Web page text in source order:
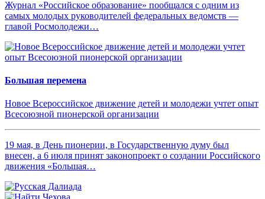
Журнал «Российское образование» пообщался с одним из
самых молодых руководителей федеральных ведомств —
главой Росмолодежи…
Большая перемена
Новое Всероссийское движение детей и молодежи учтет опыт
Всесоюзной пионерской организации
19 мая, в День пионерии, в Государственную думу был
внесен, а 6 июля принят законопроект о создании Российского
движения «Большая…